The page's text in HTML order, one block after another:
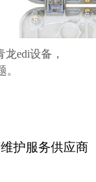
edi设备，
护服务供应商